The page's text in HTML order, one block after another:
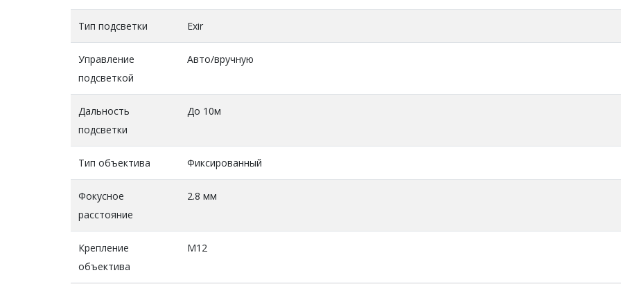
Тип подсветки Exir
Управление
подсветкой
Авто/вручную
Дальность
подсветки
До 10м
Тип объектива Фиксированный
Фокусное
расстояние
2.8 мм
Крепление
объектива
M12